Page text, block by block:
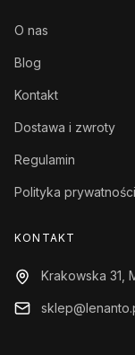
O nas
Blog
Kontakt
Dostawa i zwroty
Regulamin
Polityka prywatności
KONTAKT
Krakowska 31,